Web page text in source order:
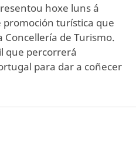
hoxe luns á
promoción turística que
Concellería de Turismo.
que percorrerá
para dar a coñecer